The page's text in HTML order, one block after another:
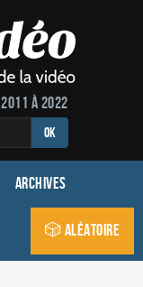
à 2022
OK
Archives
🎲 Aléatoire